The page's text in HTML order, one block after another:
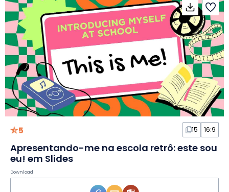
5 15 16:9
Apresentando-me na escola retrô: este sou
eu! em Slides
Download